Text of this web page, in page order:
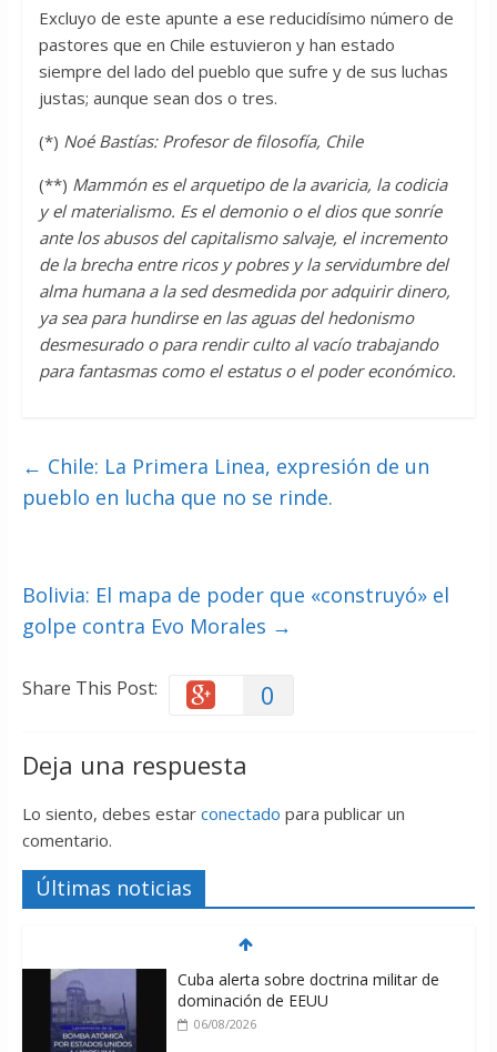
Excluyo de este apunte a ese reducidísimo número de
pastores que en Chile estuvieron y han estado
siempre del lado del pueblo que sufre y de sus luchas
justas; aunque sean dos o tres.
(*) Noé Bastías: Profesor de filosofía, Chile
(**) Mammón es el arquetipo de la avaricia, la codicia
y el materialismo. Es el demonio o el dios que sonríe
ante los abusos del capitalismo salvaje, el incremento
de la brecha entre ricos y pobres y la servidumbre del
alma humana a la sed desmedida por adquirir dinero,
ya sea para hundirse en las aguas del hedonismo
desmesurado o para rendir culto al vacío trabajando
para fantasmas como el estatus o el poder económico.
← Chile: La Primera Linea, expresión de un
pueblo en lucha que no se rinde.
Bolivia: El mapa de poder que «construyó» el
golpe contra Evo Morales →
Share This Post: 0
Deja una respuesta
Lo siento, debes estar conectado para publicar un
comentario.
Últimas noticias
Cuba alerta sobre doctrina militar de
dominación de EEUU
06/08/2026